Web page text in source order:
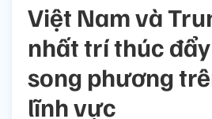
Việt Nam và
nhất trí thúc
song phương
lĩnh vực